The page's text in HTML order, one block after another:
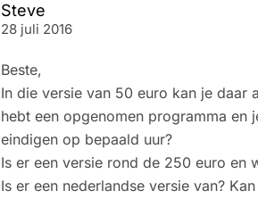
Steve
28 juli 2016
Beste,
In die versie van 50 euro kan je
hebt een opgenomen programma en
eindigen op bepaald uur?
Is er een versie rond de 250 euro en
Is er een nederlandse versie van?